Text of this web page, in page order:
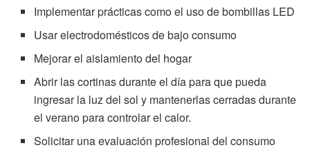
Implementar prácticas como el uso de bombillas LED
Usar electrodomésticos de bajo consumo
Mejorar el aislamiento del hogar
Abrir las cortinas durante el día para que pueda
ingresar la luz del sol y mantenerlas cerradas durante
el verano para controlar el calor.
Solicitar una evaluación profesional del consumo